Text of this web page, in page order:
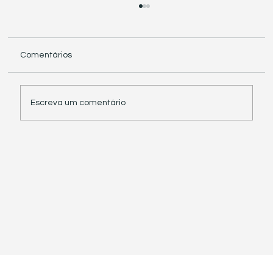
Comentários
Escreva um comentário